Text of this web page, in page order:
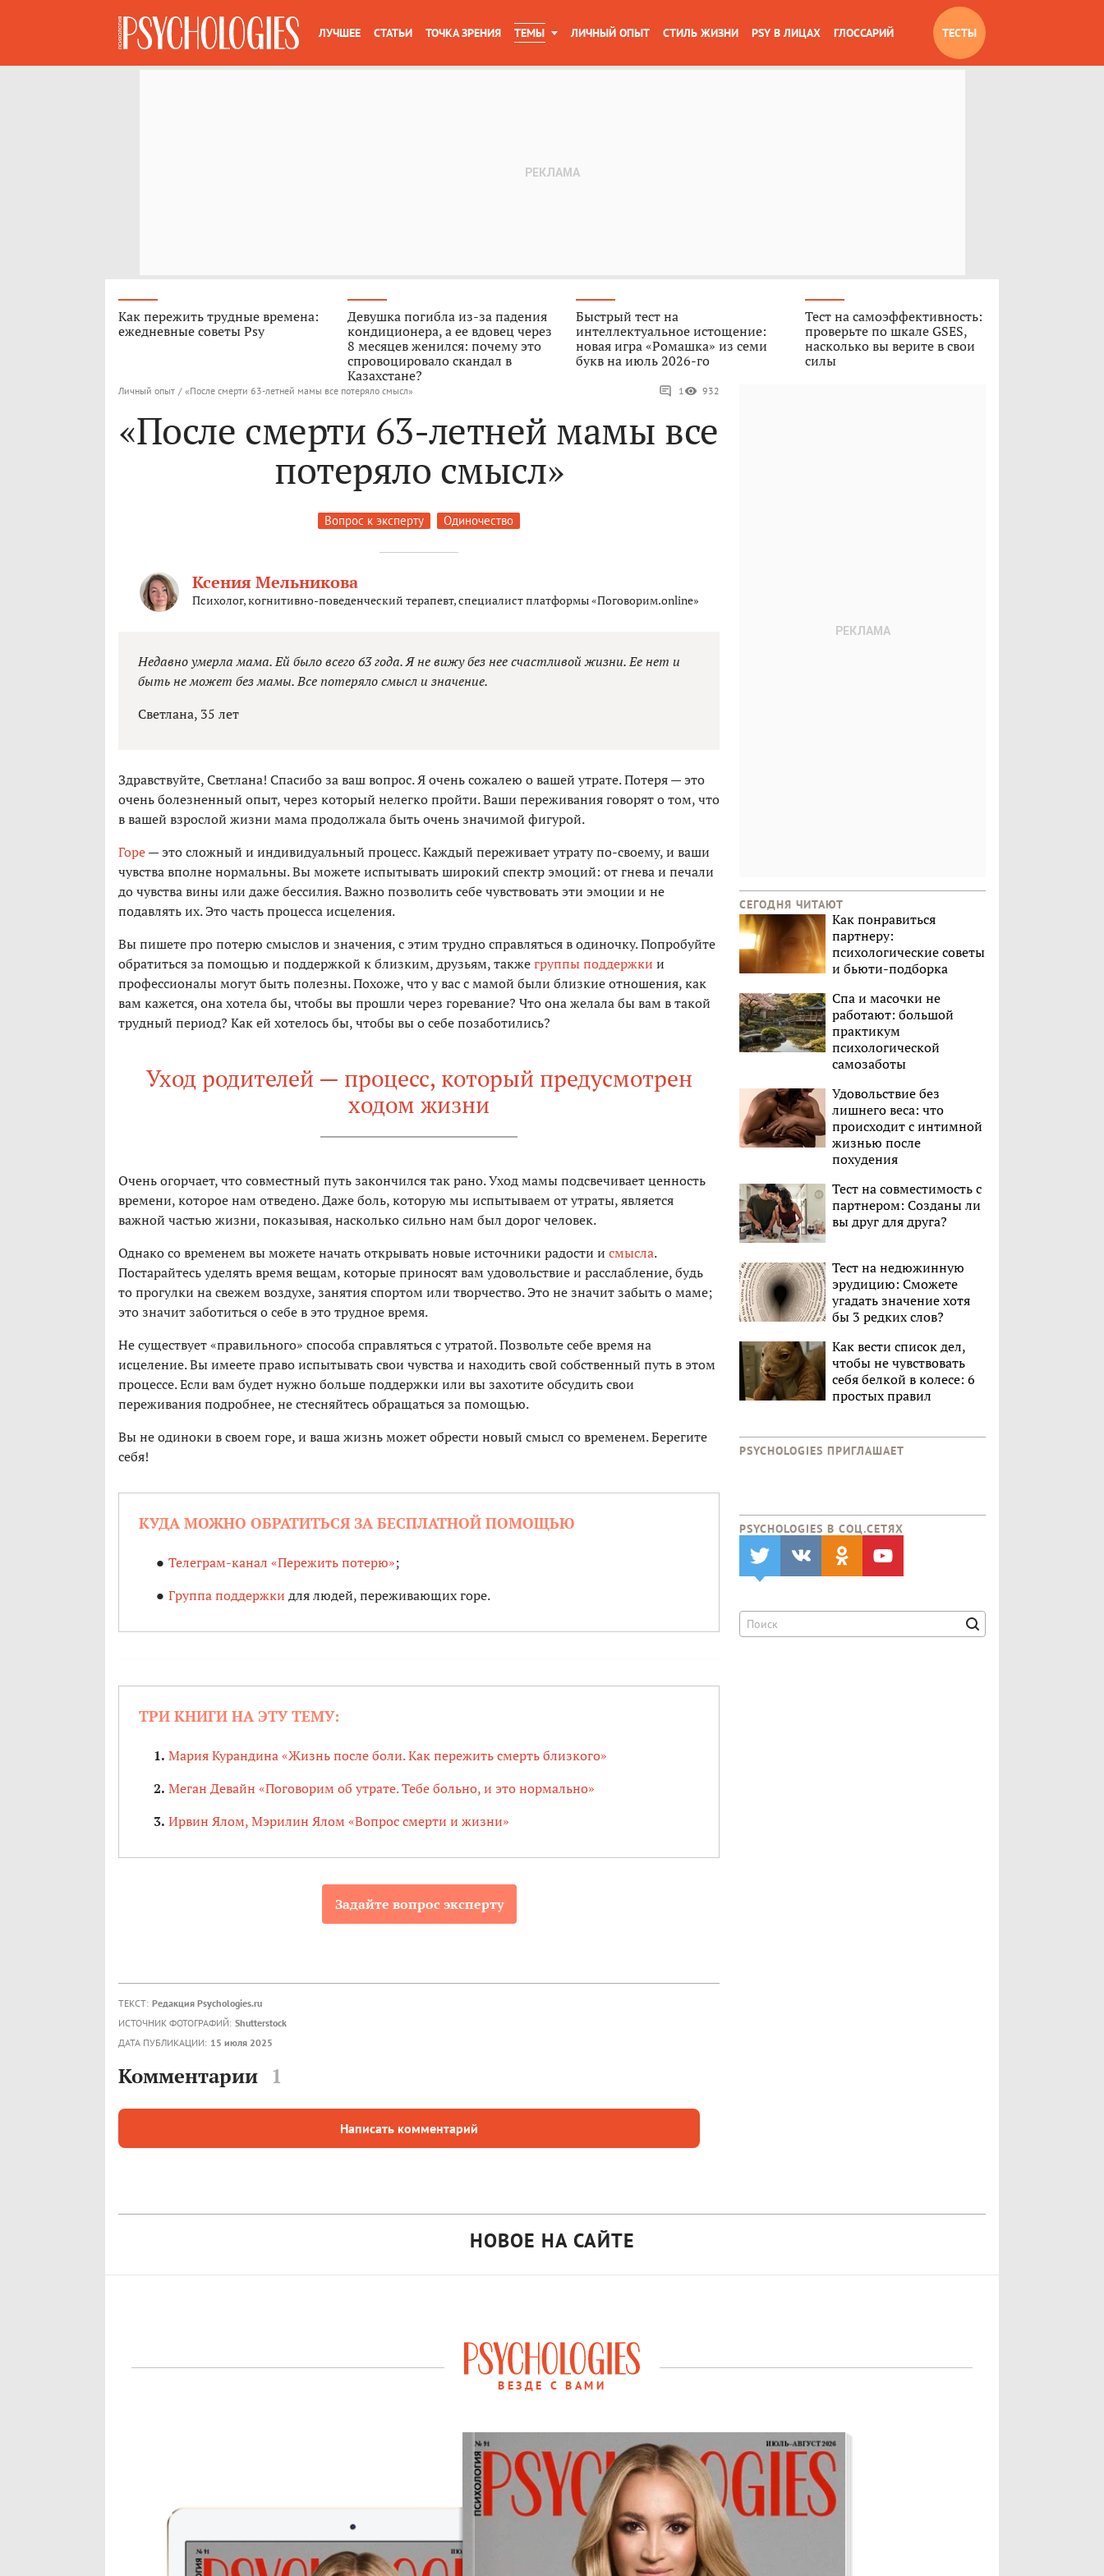
ЛУЧШЕЕ СТАТЬИ ТОЧКА ЗРЕНИЯ ТЕМЫ ЛИЧНЫЙ ОПЫТ СТИЛЬ ЖИЗНИ PSY В ЛИЦАХ ГЛОССАРИЙ ТЕСТЫ
Как пережить трудные времена:
ежедневные советы Psy
Девушка погибла из-за падения
кондиционера, а ее вдовец через
8 месяцев женился: почему это
спровоцировало скандал в
Казахстане?
Быстрый тест на
интеллектуальное истощение:
новая игра «Ромашка» из семи
букв на июль 2026-го
Тест на самоэффективность:
проверьте по шкале GSES,
насколько вы верите в свои
силы
Личный опыт / «После смерти 63-летней мамы все потеряло смысл» 1 932
«После смерти 63-летней мамы все
потеряло смысл»
Вопрос к эксперту Одиночество
Ксения Мельникова
Психолог, когнитивно-поведенческий терапевт, специалист платформы «Поговорим.online»
Недавно умерла мама. Ей было всего 63 года. Я не вижу без нее счастливой жизни. Ее нет и
быть не может без мамы. Все потеряло смысл и значение.
Светлана, 35 лет
Здравствуйте, Светлана! Спасибо за ваш вопрос. Я очень сожалею о вашей утрате. Потеря — это
очень болезненный опыт, через который нелегко пройти. Ваши переживания говорят о том, что
в вашей взрослой жизни мама продолжала быть очень значимой фигурой.
Горе— это сложный и индивидуальный процесс. Каждый переживает утрату по-своему, и ваши
чувства вполне нормальны. Вы можете испытывать широкий спектр эмоций: от гнева и печали
до чувства вины или даже бессилия. Важно позволить себе чувствовать эти эмоции и не
подавлять их. Это часть процесса исцеления.
Вы пишете про потерю смыслов и значения, с этим трудно справляться в одиночку. Попробуйте
обратиться за помощью и поддержкой к близким, друзьям, такжегруппы поддержки и
профессионалы могут быть полезны. Похоже, что у вас с мамой были близкие отношения, как
вам кажется, она хотела бы, чтобы вы прошли через горевание? Что она желала бы вам в такой
трудный период? Как ей хотелось бы, чтобы вы о себе позаботились?
Уход родителей — процесс, который предусмотрен
ходом жизни
Очень огорчает, что совместный путь закончился так рано. Уход мамы подсвечивает ценность
времени, которое нам отведено. Даже боль, которую мы испытываем от утраты, является
важной частью жизни, показывая, насколько сильно нам был дорог человек.
Однако со временем вы можете начать открывать новые источники радости и смысла.
Постарайтесь уделять время вещам, которые приносят вам удовольствие и расслабление, будь
то прогулки на свежем воздухе, занятия спортом или творчество. Это не значит забыть о маме;
это значит заботиться о себе в это трудное время.
Не существует «правильного» способа справляться с утратой. Позвольте себе время на
исцеление. Вы имеете право испытывать свои чувства и находить свой собственный путь в этом
процессе. Если вам будет нужно больше поддержки или вы захотите обсудить свои
переживания подробнее, не стесняйтесь обращаться за помощью.
Вы не одиноки в своем горе, и ваша жизнь может обрести новый смысл со временем. Берегите
себя!
КУДА МОЖНО ОБРАТИТЬСЯ ЗА БЕСПЛАТНОЙ ПОМОЩЬЮ
Телеграм-канал «Пережить потерю»;
Группа поддержки для людей, переживающих горе.
ТРИ КНИГИ НА ЭТУ ТЕМУ:
Мария Курандина «Жизнь после боли. Как пережить смерть близкого»
Меган Девайн «Поговорим об утрате. Тебе больно, и это нормально»
Ирвин Ялом, Мэрилин Ялом «Вопрос смерти и жизни»
Задайте вопрос эксперту
ТЕКСТ: Редакция Psychologies.ru
ИСТОЧНИК ФОТОГРАФИЙ: Shutterstock
ДАТА ПУБЛИКАЦИИ: 15 июля 2025
Комментарии 1
Написать комментарий
СЕГОДНЯ ЧИТАЮТ
Как понравиться
партнеру:
психологические советы
и бьюти-подборка
Спа и масочки не
работают: большой
практикум
психологической
самозаботы
Удовольствие без
лишнего веса: что
происходит с интимной
жизнью после
похудения
Тест на совместимость с
партнером: Созданы ли
вы друг для друга?
Тест на недюжинную
эрудицию: Сможете
угадать значение хотя
бы 3 редких слов?
Как вести список дел,
чтобы не чувствовать
себя белкой в колесе: 6
простых правил
PSYCHOLOGIES ПРИГЛАШАЕТ
PSYCHOLOGIES В CОЦ.СЕТЯХ
НОВОЕ НА САЙТЕ
ВЕЗДЕ С ВАМИ